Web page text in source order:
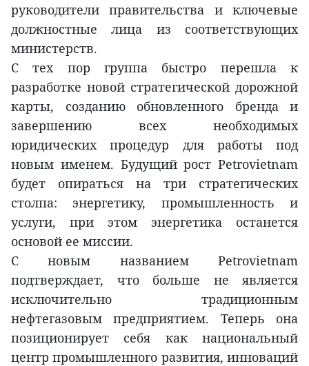
руководители правительства и ключевые
должностные лица из соответствующих
министерств.
С тех пор группа быстро перешла к
разработке новой стратегической дорожной
карты, созданию обновленного бренда и
завершению всех необходимых
юридических процедур для работы под
новым именем. Будущий рост Petrovietnam
будет опираться на три стратегических
столпа: энергетику, промышленность и
услуги, при этом энергетика останется
основой ее миссии.
С новым названием Petrovietnam
подтверждает, что больше не является
исключительно традиционным
нефтегазовым предприятием. Теперь она
позиционирует себя как национальный
центр промышленного развития, инноваций